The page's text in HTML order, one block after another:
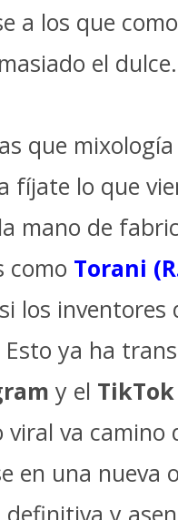
a los que
el dulce.
que
fíjate lo que
mano de
como Torani
los inventores
ya ha
y el TikTok
viral va camino
en una nueva
y